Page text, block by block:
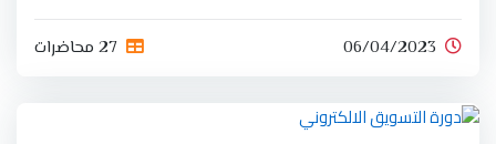
06/04/2023 27 محاضرات